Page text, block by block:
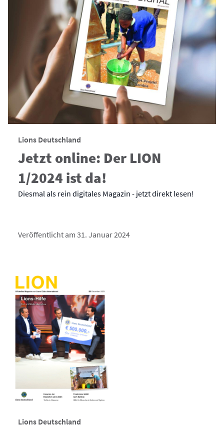
Lions Deutschland
Jetzt online: Der LION
1/2024 ist da!
Diesmal als rein digitales Magazin - jetzt direkt lesen!
Veröffentlicht am 31. Januar 2024
Lions Deutschland